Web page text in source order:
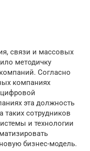
связи и массовых
методичку
Согласно
компаниях
эта должность
таких сотрудников
и технологии
бизнес-модель.